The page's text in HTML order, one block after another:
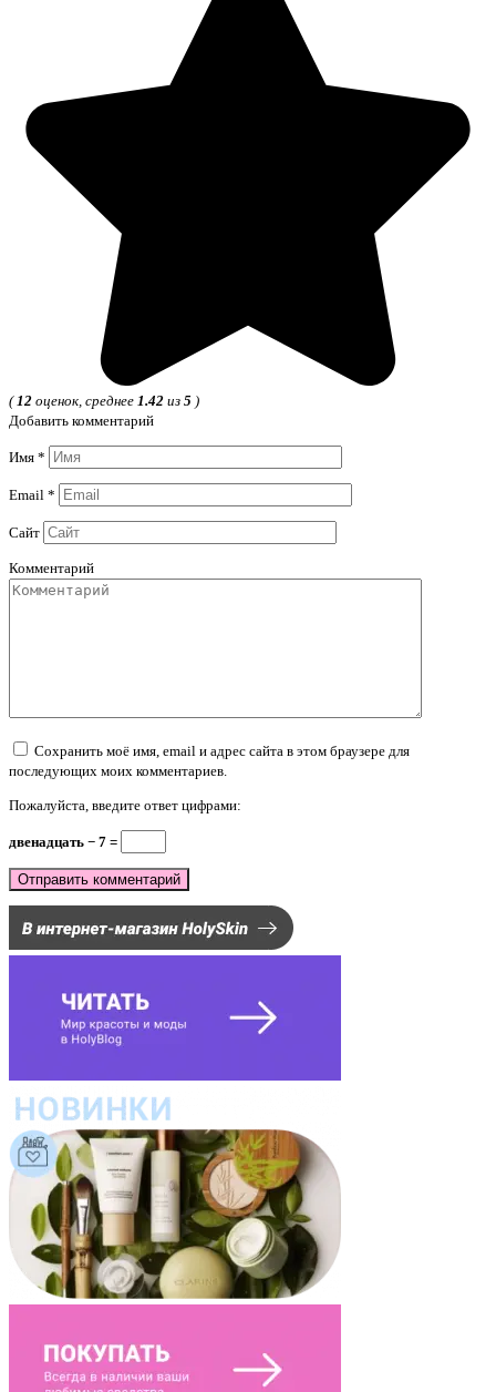
( 12 оценок, среднее 1.42 из 5 )
Добавить комментарий
Имя *
Email *
Сайт
Комментарий
Сохранить моё имя, email и адрес сайта в этом браузере для
последующих моих комментариев.
Пожалуйста, введите ответ цифрами:
двенадцать − 7 =